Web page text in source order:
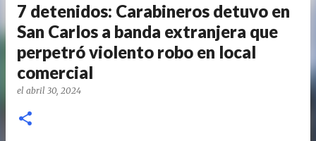
7 detenidos: Carabineros detuvo en
San Carlos a banda extranjera que
perpetró violento robo en local
comercial
el abril 30, 2024